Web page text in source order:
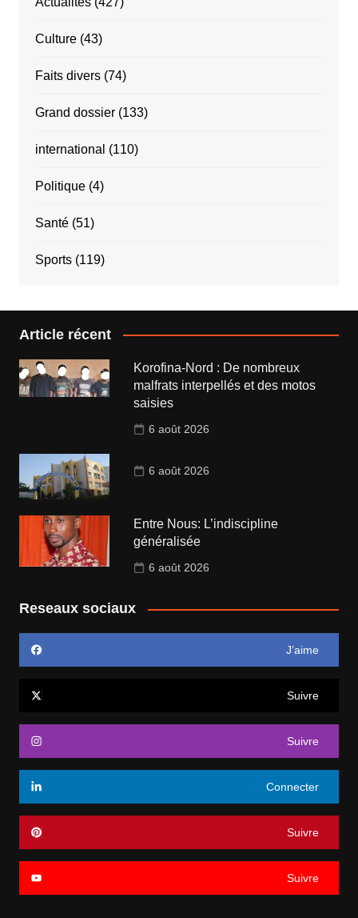
Culture(43)
Faits divers(74)
Grand dossier(133)
international (110)
Politique(4)
Santé(51)
Sports(119)
Article récent
Korofina-Nord : De nombreux
malfrats interpellés et des motos
saisies
6 août 2026
6 août 2026
Entre Nous: L’indiscipline
généralisée
6 août 2026
Reseaux sociaux
J’aime
Suivre
Suivre
Connecter
Suivre
Suivre